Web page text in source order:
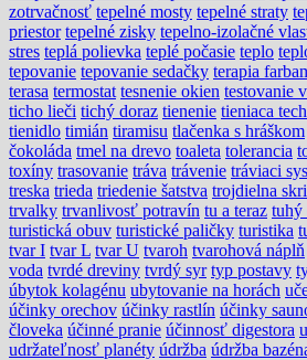
zotrvačnosť tepelné mosty tepelné straty
priestor tepelné zisky tepelno-izolačné
stres teplá polievka teplé počasie teplo
tepovanie tepovanie sedačky terapia
terasa termostat tesnenie okien testovanie
ticho lieči tichý doraz tienenie tieniaca
tienidlo timián tiramisu tlačenka s hráškom
čokoláda tmel na drevo toaleta tolerancia
toxíny trasovanie tráva trávenie tráviaci
treska trieda triedenie šatstva trojdielna
trvalky trvanlivosť potravín tu a teraz tuhý
turistická obuv turistické paličky turistika
tvar I tvar L tvar U tvaroh tvarohová náplň
voda tvrdé dreviny tvrdý syr typ postavy
úbytok kolagénu ubytovanie na horách
účinky orechov účinky rastlín účinky
človeka účinné pranie účinnosť digestora
udržateľnosť planéty údržba údržba